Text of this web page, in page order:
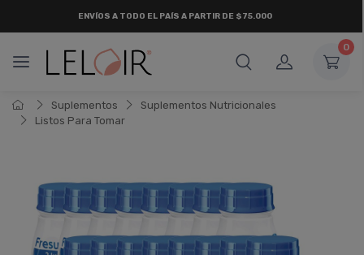
0
Suplementos
Suplementos Nutricionales
Listos Para Tomar